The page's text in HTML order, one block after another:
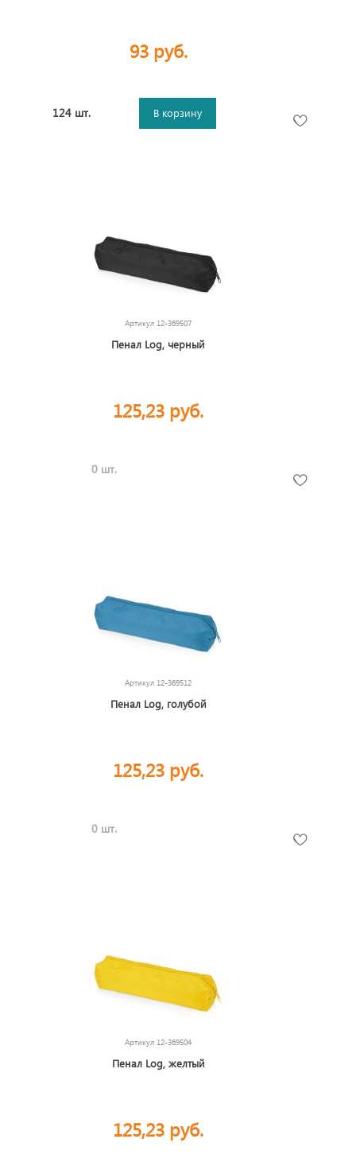
93 руб.
124 шт. В корзину
Артикул 12-369507
Пенал Log, черный
125,23 руб.
0 шт.
Артикул 12-369512
Пенал Log, голубой
125,23 руб.
0 шт.
Артикул 12-369504
Пенал Log, желтый
125,23 руб.